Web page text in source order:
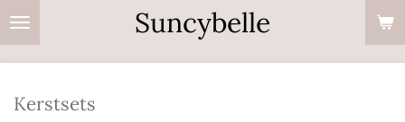
Ga
direct
Suncybelle
Kerstsets